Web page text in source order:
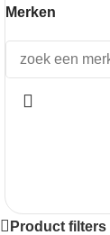
Merken
Product filters